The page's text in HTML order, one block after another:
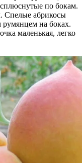
по бокам.
Спелые абрикосы
на боках.
маленькая, легко